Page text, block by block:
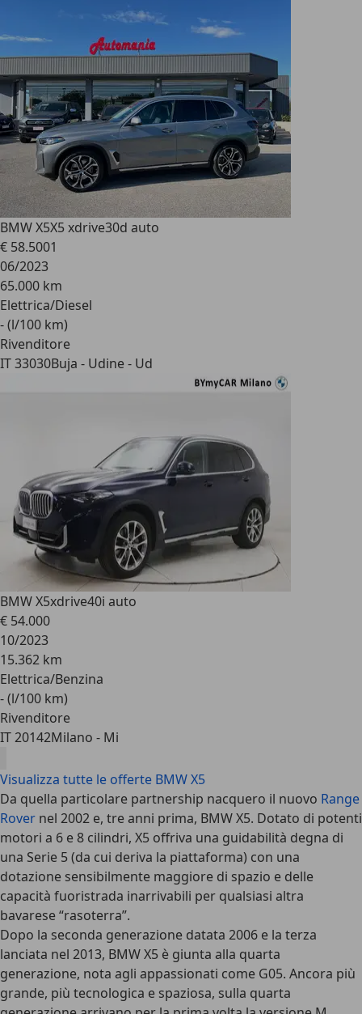
BMW X5X5 xdrive30d auto
€ 58.5001
06/2023
65.000 km
Elettrica/Diesel
- (l/100 km)
Rivenditore
IT 33030Buja - Udine - Ud
BMW X5xdrive40i auto
€ 54.000
10/2023
15.362 km
Elettrica/Benzina
- (l/100 km)
Rivenditore
IT 20142Milano - Mi
Visualizza tutte le offerte BMW X5
Da quella particolare partnership nacquero il nuovo Range
Rover nel 2002 e, tre anni prima, BMW X5. Dotato di potenti
motori a 6 e 8 cilindri, X5 offriva una guidabilità degna di
una Serie 5 (da cui deriva la piattaforma) con una
dotazione sensibilmente maggiore di spazio e delle
capacità fuoristrada inarrivabili per qualsiasi altra
bavarese “rasoterra”.
Dopo la seconda generazione datata 2006 e la terza
lanciata nel 2013, BMW X5 è giunta alla quarta
generazione, nota agli appassionati come G05. Ancora più
grande, più tecnologica e spaziosa, sulla quarta